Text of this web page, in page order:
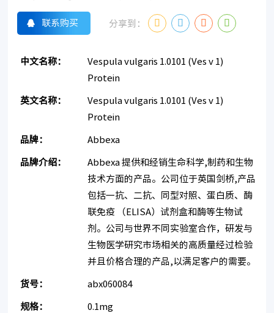
联系购买 分享到：
中文名称：
Vespula vulgaris 1.0101 (Ves v 1)
Protein
英文名称：
Vespula vulgaris 1.0101 (Ves v 1)
Protein
品牌： Abbexa
品牌介绍：
Abbexa 提供和经销生命科学,制药和生物
技术方面的产品。公司位于英国剑桥,产品
包括一抗、二抗、同型对照、蛋白质、酶
联免疫 （ELISA）试剂盒和酶等生物试
剂。公司与世界不同实验室合作，研发与
生物医学研究市场相关的高质量经过检验
并且价格合理的产品,以满足客户的需要。
货号： abx060084
规格： 0.1mg